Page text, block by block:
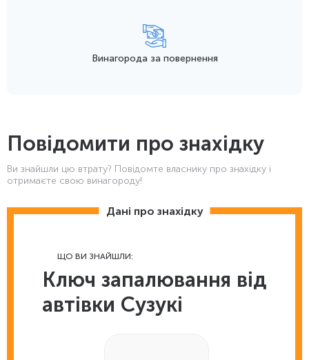
Винагорода за повернення
Повідомити про знахідку
Ви знайшли цю втрату? Повідомте власнику про знахідку і
отримаєте свою винагороду!
Дані про знахідку
ЩО ВИ ЗНАЙШЛИ:
Ключ запалювання від
автівки Сузукі